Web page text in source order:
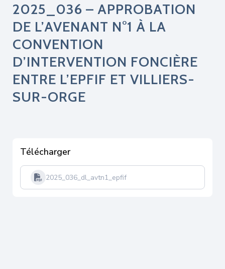
2025_036 – APPROBATION
DE L’AVENANT N°1 À LA
CONVENTION
D’INTERVENTION FONCIÈRE
ENTRE L’EPFIF ET VILLIERS-
SUR-ORGE
Télécharger
2025_036_dl_avtn1_epfif